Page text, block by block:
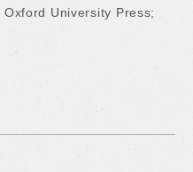
. Oxford University Press;